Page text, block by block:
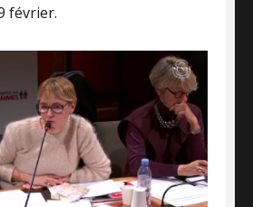
février.